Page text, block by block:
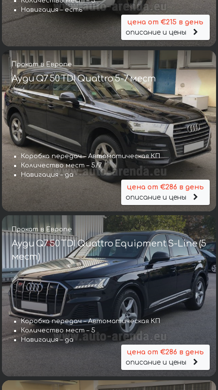
Навигация – есть
цена от €215 в день
описание и цены
Прокат в Европе
Ауди Q7 50 TDI Quattro 5-7 мест
Коробка передач – Автоматическая КП
Количество мест – 5/7
Навигация – да
цена от €286 в день
описание и цены
Прокат в Европе
Ауди Q7 50 TDI Quattro Equipment S-Line (5
мест)
Коробка передач – Автоматическая КП
Количество мест – 5
Навигация – да
цена от €286 в день
описание и цены